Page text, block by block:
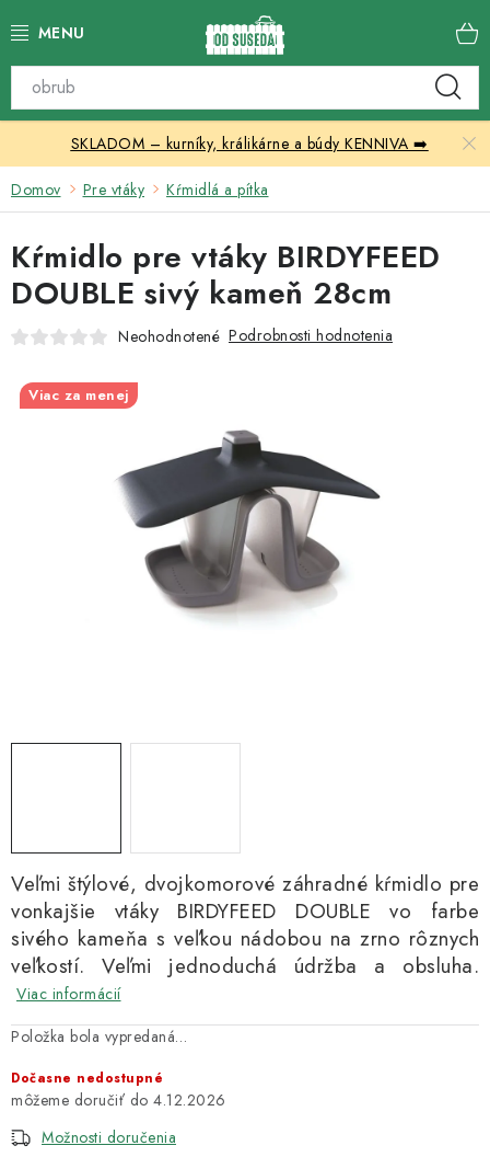
na
Katalóg produktov
Skleníky
Nábytok
Chovateľské potreby
Vonkajšia dlažba
SKLADOM – kurníky, králikárne a búdy KENNIVA ➡️
Domov Pre vtáky Kŕmidlá a pítka
Veľmi štýlové, dvojkomorové záhradné kŕmidlo pre
vonkajšie vtáky BIRDYFEED DOUBLE vo farbe
sivého kameňa s veľkou nádobou na zrno rôznych
veľkostí. Veľmi jednoduchá údržba a obsluha.
Viac informácií
Položka bola vypredaná…
Dočasne nedostupné
4.12.2026
Možnosti doručenia
Kŕmidlo pre vtáky BIRDYFEED
DOUBLE sivý kameň 28cm
Neohodnotené Podrobnosti hodnotenia
Viac za menej